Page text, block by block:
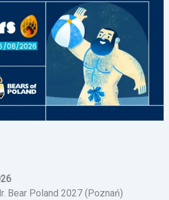
Bear Poland 2027 (Poznań)